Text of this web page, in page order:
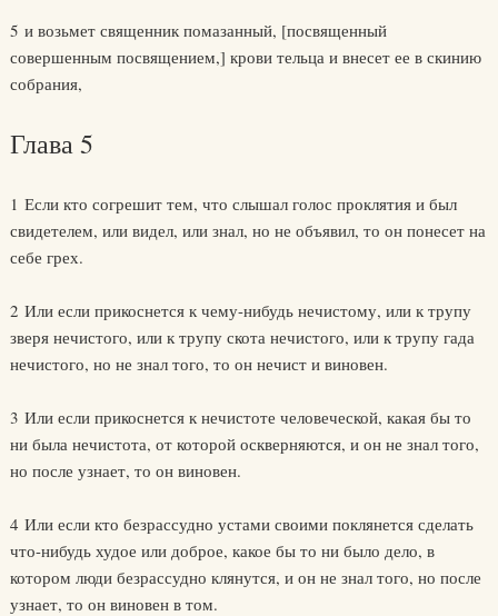
5 и возьмет священник помазанный, [посвященный
совершенным посвящением,] крови тельца и внесет ее в скинию
собрания,
Глава 5
1 Если кто согрешит тем, что слышал голос проклятия и был
свидетелем, или видел, или знал, но не объявил, то он понесет на
себе грех.
2 Или если прикоснется к чему-нибудь нечистому, или к трупу
зверя нечистого, или к трупу скота нечистого, или к трупу гада
нечистого, но не знал того, то он нечист и виновен.
3 Или если прикоснется к нечистоте человеческой, какая бы то
ни была нечистота, от которой оскверняются, и он не знал того,
но после узнает, то он виновен.
4 Или если кто безрассудно устами своими поклянется сделать
что-нибудь худое или доброе, какое бы то ни было дело, в
котором люди безрассудно клянутся, и он не знал того, но после
узнает, то он виновен в том.